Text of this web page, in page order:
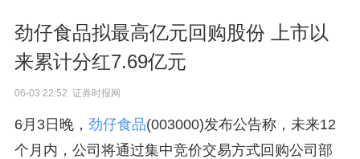
劲仔食品拟最高亿元回购股份 上市以
来累计分红7.69亿元
06-03 22:52 证券时报网
6月3日晚， 劲仔食品(003000)发布公告称，未来12
个月内，公司将通过集中竞价交易方式回购公司部